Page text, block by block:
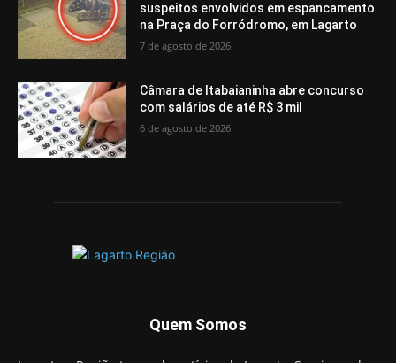
suspeitos envolvidos em espancamento
na Praça do Forródromo, em Lagarto
7 de agosto de 2026
Câmara de Itabaianinha abre concurso
com salários de até R$ 3 mil
6 de agosto de 2026
Quem Somos